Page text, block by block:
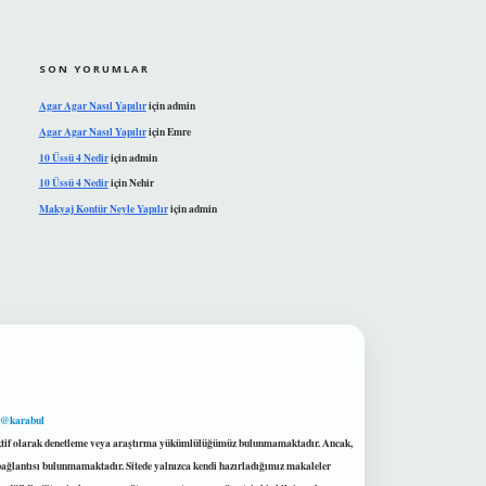
SON YORUMLAR
Agar Agar Nasıl Yapılıriçinadmin
Agar Agar Nasıl YapılıriçinEmre
10 Üssü 4 Nediriçinadmin
10 Üssü 4 NediriçinNehir
Makyaj Kontür Neyle Yapılıriçinadmin
olarak denetleme veya araştırma yükümlülüğümüz bulunmamaktadır. Ancak,
bulunmamaktadır. Sitede yalnızca kendi hazırladığımız makaleler